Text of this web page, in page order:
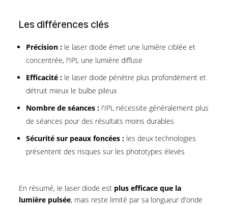
Les différences clés
Précision : le laser diode émet une lumière ciblée et
concentrée, l'IPL une lumière diffuse
Efficacité : le laser diode pénètre plus profondément et
détruit mieux le bulbe pileux
Nombre de séances : l'IPL nécessite généralement plus
de séances pour des résultats moins durables
Sécurité sur peaux foncées : les deux technologies
présentent des risques sur les phototypes élevés
En résumé, le laser diode est plus efficace que la
lumière pulsée, mais reste limité par sa longueur d'onde